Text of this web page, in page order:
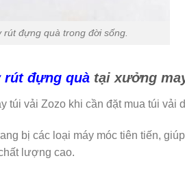
đựng quà trong đời sống.
rút đựng quà tại xưởng
vải Zozo khi cần đặt mua túi vải
bị các loại máy móc tiên tiến,
lượng cao.